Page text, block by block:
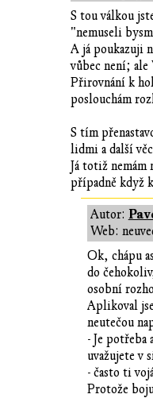
S tou válkou
"nemuseli
A já poukazuji
vůbec není; ale
Přirovnání k
poslouchám
S tím
lidmi a další
Já totiž
případně když
Autor:
Web:
Ok, chápu
do
osobní
Aplikoval
neutečou
- Je
uvažujete v
- často ti
Protože